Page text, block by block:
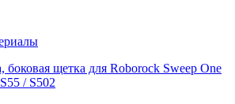
боковая щетка для Roborock Sweep One
/ S502